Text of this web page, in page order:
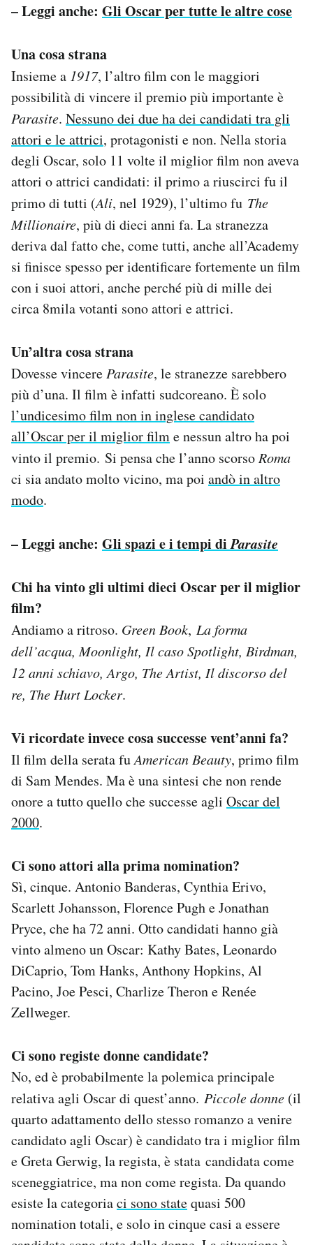
– Leggi anche: Gli Oscar per tutte le altre cose
Una cosa strana
Insieme a 1917, l’altro film con le maggiori
possibilità di vincere il premio più importante è
Parasite. Nessuno dei due ha dei candidati tra gli
attori e le attrici, protagonisti e non. Nella storia
degli Oscar, solo 11 volte il miglior film non aveva
attori o attrici candidati: il primo a riuscirci fu il
primo di tutti (Ali, nel 1929), l’ultimo fu The
Millionaire, più di dieci anni fa. La stranezza
deriva dal fatto che, come tutti, anche all’Academy
si finisce spesso per identificare fortemente un film
con i suoi attori, anche perché più di mille dei
circa 8mila votanti sono attori e attrici.
Un’altra cosa strana
Dovesse vincereParasite, le stranezze sarebbero
più d’una. Il film è infatti sudcoreano. È solo
l’undicesimo film non in inglese candidato
all’Oscar per il miglior filme nessun altro ha poi
vinto il premio. Si pensa che l’anno scorsoRoma
ci sia andato molto vicino, ma poi andò in altro
modo.
– Leggi anche: Gli spazi e i tempi diParasite
Chi ha vinto gli ultimi dieci Oscar per il miglior
film?
Andiamo a ritroso. Green Book, La forma
dell’acqua, Moonlight, Il caso Spotlight, Birdman,
12 anni schiavo, Argo, The Artist, Il discorso del
re, The Hurt Locker.
Vi ricordate invece cosa successe vent’anni fa?
Il film della serata fuAmerican Beauty, primo film
di Sam Mendes. Ma è una sintesi che non rende
onore a tutto quello che successe agli Oscar del
2000.
Ci sono attori alla prima nomination?
Sì, cinque. Antonio Banderas, Cynthia Erivo,
Scarlett Johansson, Florence Pugh e Jonathan
Pryce, che ha 72 anni. Otto candidati hanno già
vinto almeno un Oscar: Kathy Bates, Leonardo
DiCaprio, Tom Hanks, Anthony Hopkins, Al
Pacino, Joe Pesci, Charlize Theron e Renée
Zellweger.
Ci sono registe donne candidate?
No, ed è probabilmente la polemica principale
relativa agli Oscar di quest’anno. Piccole donne (il
quarto adattamento dello stesso romanzo a venire
candidato agli Oscar) è candidato tra i miglior film
e Greta Gerwig, la regista, è stata candidata come
sceneggiatrice, ma non come regista. Da quando
esiste la categoriaci sono statequasi 500
nomination totali, e solo in cinque casi a essere